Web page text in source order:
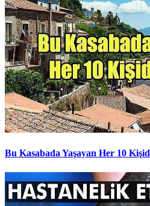
Bu Kasabada Yaşayan Her 10